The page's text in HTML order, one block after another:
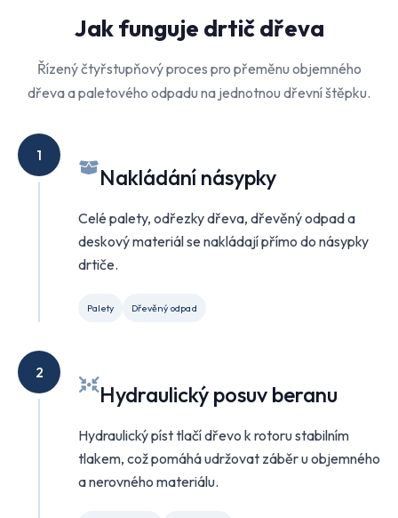
Jak funguje drtič dřeva
Řízený čtyřstupňový proces pro přeměnu objemného
dřeva a paletového odpadu na jednotnou dřevní štěpku.
1
Nakládání násypky
Celé palety, odřezky dřeva, dřevěný odpad a
deskový materiál se nakládají přímo do násypky
drtiče.
Palety Dřevěný odpad
2
Hydraulický posuv beranu
Hydraulický píst tlačí dřevo k rotoru stabilním
tlakem, což pomáhá udržovat záběr u objemného
a nerovného materiálu.